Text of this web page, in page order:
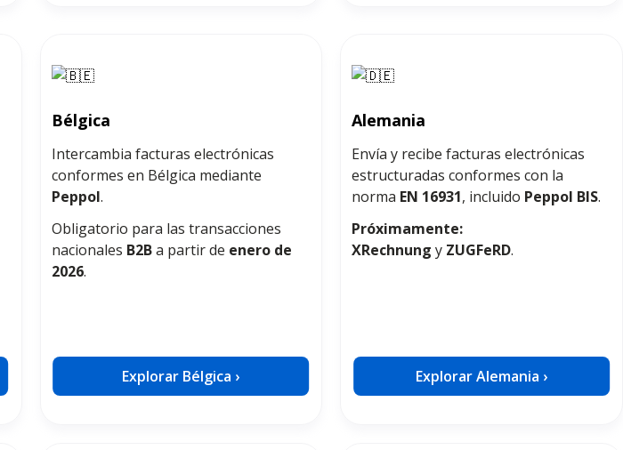
Bélgica
Intercambia facturas electrónicas
conformes en Bélgica mediante
Peppol.
Obligatorio para las transacciones
nacionales B2Ba partir de enero de
2026.
Explorar Bélgica ›
Alemania
Envía y recibe facturas electrónicas
estructuradas conformes con la
norma EN 16931, incluido Peppol BIS.
Próximamente:
XRechnung y ZUGFeRD.
Explorar Alemania ›